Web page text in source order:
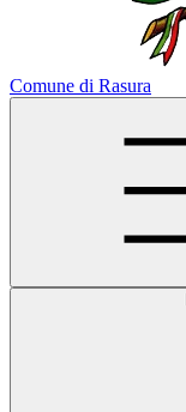
Comune di Rasura